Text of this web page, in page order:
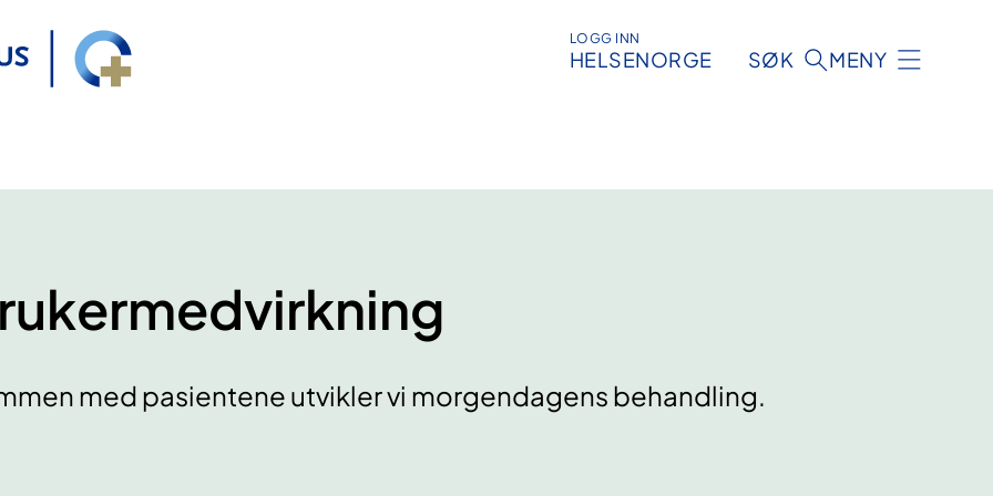
LOGG INN
HELSENORGE SØK MENY
med pasientene utvikler vi morgendagens behandling.